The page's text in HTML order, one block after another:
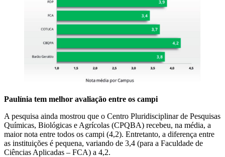
Paulínia tem melhor avaliação entre os campi
A pesquisa ainda mostrou que o Centro Pluridisciplinar de Pesquisas
Químicas, Biológicas e Agrícolas (CPQBA) recebeu, na média, a
maior nota entre todos os campi (4,2). Entretanto, a diferença entre
as instituições é pequena, variando de 3,4 (para a Faculdade de
Ciências Aplicadas – FCA) a 4,2.